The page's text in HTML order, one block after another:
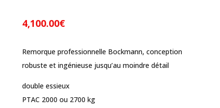
4,100.00€
Remorque professionnelle Bockmann, conception
robuste et ingénieuse jusqu’au moindre détail
double essieux
PTAC 2000 ou 2700 kg